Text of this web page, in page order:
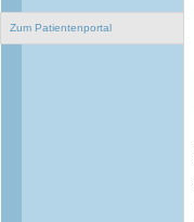
Zum Patientenportal